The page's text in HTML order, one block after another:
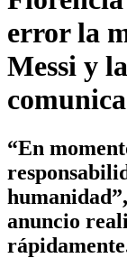
error la
Messi y
“En
anuncio